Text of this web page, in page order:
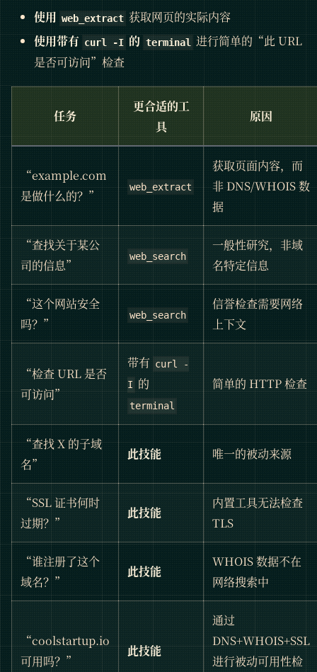
使用 web_extract 获取网页的实际内容
使用带有 curl -I 的 terminal 进行简单的“此 URL
是否可访问”检查
任务
更合适的工
具
原因
“example.com
是做什么的？”
web_extract
获取页面内容，而
非 DNS/WHOIS 数
据
“查找关于某公
司的信息”
web_search
一般性研究，非域
名特定信息
“这个网站安全
吗？”
web_search
信誉检查需要网络
上下文
“检查 URL 是否
可访问”
带有 curl -
I 的
terminal
简单的 HTTP 检查
“查找 X 的子域
名”
此技能 唯一的被动来源
“SSL 证书何时
过期？”
此技能
内置工具无法检查
TLS
“谁注册了这个
域名？”
此技能
WHOIS 数据不在
网络搜索中
“coolstartup.io
可用吗？”
此技能
通过
DNS+WHOIS+SSL
进行被动可用性检